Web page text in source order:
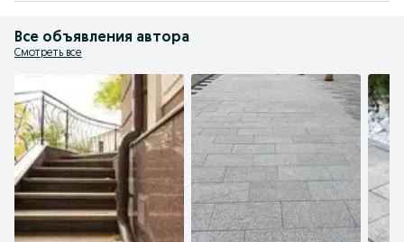
Все объявления автора
Смотреть все